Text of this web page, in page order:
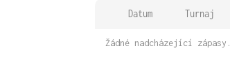
Datum Turnaj
Žádné nadcházející zápasy.